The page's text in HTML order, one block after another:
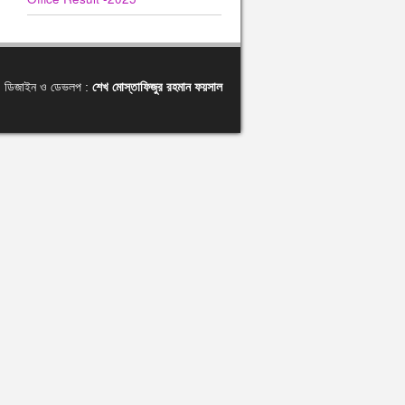
ডিজাইন ও ডেভলপ : শেখ মোস্তাফিজুর রহমান ফয়সাল